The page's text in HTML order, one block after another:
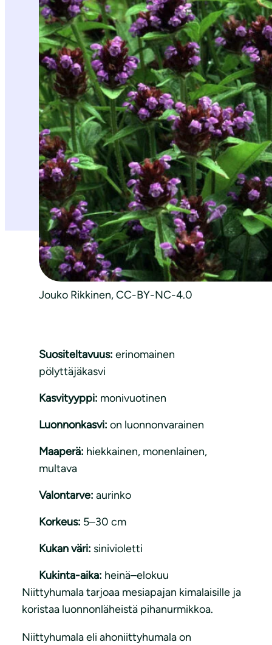
Jouko Rikkinen, CC-BY-NC-4.0
Suositeltavuus: erinomainen
pölyttäjäkasvi
Kasvityyppi: monivuotinen
Luonnonkasvi: on luonnonvarainen
Maaperä: hiekkainen, monenlainen
multava
Valontarve: aurinko
Korkeus: 5–30 cm
Kukan väri: sinivioletti
Kukinta-aika: heinä–elokuu
Niittyhumala tarjoaa mesiapajan kimalaisille ja
koristaa luonnonläheistä pihanurmikkoa.
Niittyhumala eli ahoniittyhumala on